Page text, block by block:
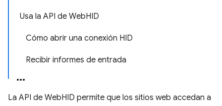
Usa la API de WebHID
Cómo abrir una conexión HID
Recibir informes de entrada
La API de WebHID permite que los sitios web accedan a